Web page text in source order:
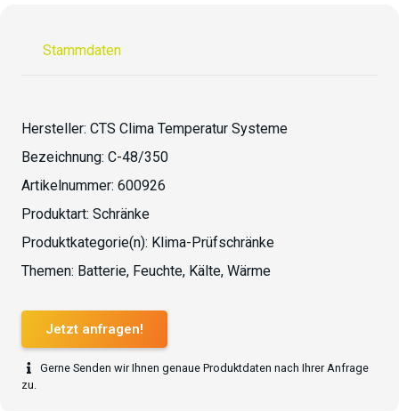
Stammdaten
Hersteller: CTS Clima Temperatur Systeme
Bezeichnung: C-48/350
Artikelnummer: 600926
Produktart: Schränke
Produktkategorie(n): Klima-Prüfschränke
Themen: Batterie, Feuchte, Kälte, Wärme
Jetzt anfragen!
Gerne Senden wir Ihnen genaue Produktdaten nach Ihrer Anfrage
zu.